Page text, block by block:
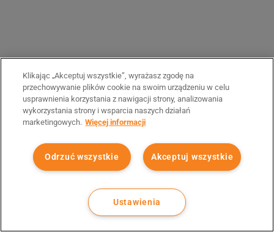
Klikając „Akceptuj wszystkie”, wyrażasz zgodę na
przechowywanie plików cookie na swoim urządzeniu w celu
usprawnienia korzystania z nawigacji strony, analizowania
wykorzystania strony i wsparcia naszych działań
marketingowych. Więcej informacji
Akceptuj wszystkie
Odrzuć wszystkie
Ustawienia